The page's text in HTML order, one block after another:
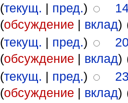
(текущ. | пред.)
(обсуждение | вклад)
(текущ. | пред.)
(обсуждение | вклад)
(текущ. | пред.)
(обсуждение | вклад)